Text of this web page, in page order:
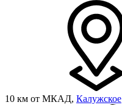
10 км от МКАД, Калужское